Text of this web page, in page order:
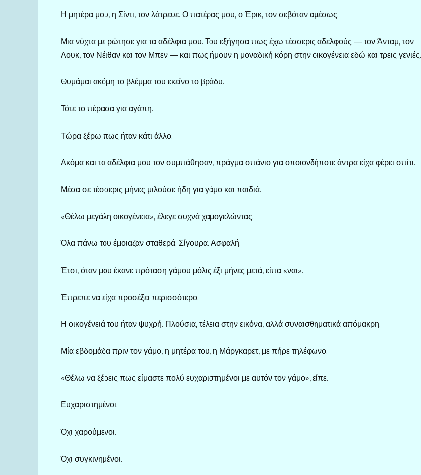
Η μητέρα μου, η Σίντι, τον λάτρευε. Ο πατέρας μου, ο Έρικ, τον σεβόταν αμέσως.
Μια νύχτα με ρώτησε για τα αδέλφια μου. Του εξήγησα πως έχω τέσσερις αδελφούς — τον Άνταμ, τον
Λουκ, τον Νέιθαν και τον Μπεν — και πως ήμουν η μοναδική κόρη στην οικογένεια εδώ και τρεις γενιές.
Θυμάμαι ακόμη το βλέμμα του εκείνο το βράδυ.
Τότε το πέρασα για αγάπη.
Τώρα ξέρω πως ήταν κάτι άλλο.
Ακόμα και τα αδέλφια μου τον συμπάθησαν, πράγμα σπάνιο για οποιονδήποτε άντρα είχα φέρει σπίτι.
Μέσα σε τέσσερις μήνες μιλούσε ήδη για γάμο και παιδιά.
«Θέλω μεγάλη οικογένεια», έλεγε συχνά χαμογελώντας.
Όλα πάνω του έμοιαζαν σταθερά. Σίγουρα. Ασφαλή.
Έτσι, όταν μου έκανε πρόταση γάμου μόλις έξι μήνες μετά, είπα «ναι».
Έπρεπε να είχα προσέξει περισσότερο.
Η οικογένειά του ήταν ψυχρή. Πλούσια, τέλεια στην εικόνα, αλλά συναισθηματικά απόμακρη.
Μία εβδομάδα πριν τον γάμο, η μητέρα του, η Μάργκαρετ, με πήρε τηλέφωνο.
«Θέλω να ξέρεις πως είμαστε πολύ ευχαριστημένοι με αυτόν τον γάμο», είπε.
Ευχαριστημένοι.
Όχι χαρούμενοι.
Όχι συγκινημένοι.